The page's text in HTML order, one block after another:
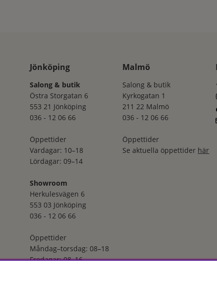
Jönköping
Salong & butik
Östra Storgatan 6
553 21 Jönköping
036 - 12 06 66
Öppettider
Vardagar: 10–18
Lördagar: 09–14
Showroom
Herkulesvägen 6
553 03 Jönköping
036 - 12 06 66
Öppettider
Måndag–torsdag: 08–18
Fredagar: 08–16
Malmö
Salong & butik
Kyrkogatan 1
211 22 Malmö
036 - 12 06 66
Öppettider
Se aktuella öppettider här